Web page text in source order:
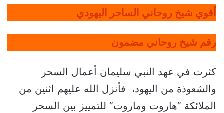
أقوي شيخ روحاني الساحر اليهودي
رقم شيخ روحاني مضمون
كثرت في عهد النبي سليمان أعمال السحر
والشعوذة من اليهود، فأنزل الله عليهم اثنين من
الملائكة ”هاروت وماروت” للتمييز بين السحر